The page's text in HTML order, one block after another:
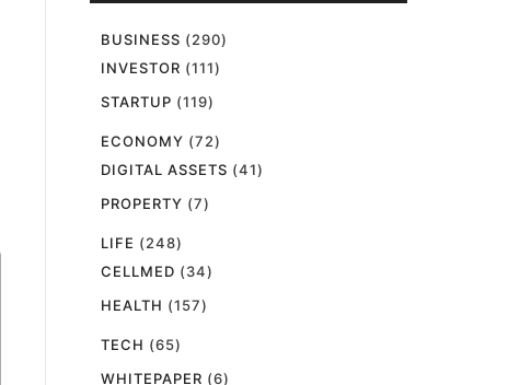
BUSINESS (290)
INVESTOR (111)
STARTUP (119)
ECONOMY (72)
DIGITAL ASSETS (41)
PROPERTY (7)
LIFE (248)
CELLMED (34)
HEALTH (157)
TECH (65)
WHITEPAPER (6)